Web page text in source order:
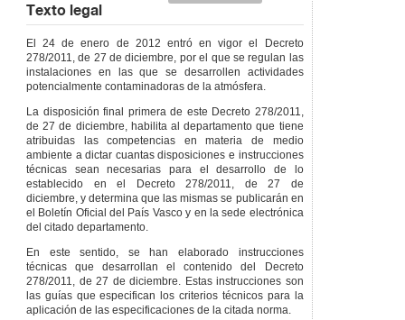
Texto legal
El 24 de enero de 2012 entró en vigor el Decreto
278/2011, de 27 de diciembre, por el que se regulan las
instalaciones en las que se desarrollen actividades
potencialmente contaminadoras de la atmósfera.
La disposición final primera de este Decreto 278/2011,
de 27 de diciembre, habilita al departamento que tiene
atribuidas las competencias en materia de medio
ambiente a dictar cuantas disposiciones e instrucciones
técnicas sean necesarias para el desarrollo de lo
establecido en el Decreto 278/2011, de 27 de
diciembre, y determina que las mismas se publicarán en
el Boletín Oficial del País Vasco y en la sede electrónica
del citado departamento.
En este sentido, se han elaborado instrucciones
técnicas que desarrollan el contenido del Decreto
278/2011, de 27 de diciembre. Estas instrucciones son
las guías que especifican los criterios técnicos para la
aplicación de las especificaciones de la citada norma.